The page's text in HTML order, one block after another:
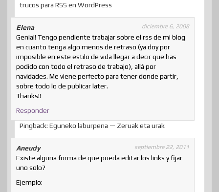
trucos para RSS en WordPress
Elena diciembre 6, 2008
Genial! Tengo pendiente trabajar sobre el rss de mi blog
en cuanto tenga algo menos de retraso (ya doy por
imposible en este estilo de vida llegar a decir que has
podido con todo el retraso de trabajo), allá por
navidades. Me viene perfecto para tener donde partir,
sobre todo lo de publicar later.
Thanks!!
Responder
Pingback: Eguneko laburpena — Zeruak eta urak
Aneudy septiembre 22, 2011
Existe alguna forma de que pueda editar los links y fijar
uno solo?
Ejemplo: